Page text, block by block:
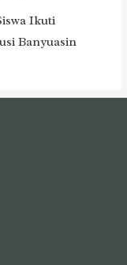
Ikuti
Banyuasin